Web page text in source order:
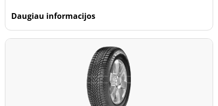
Daugiau informacijos